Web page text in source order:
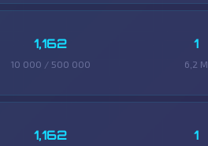
1,162
10 000 / 500 000
1
6,2 M
1,162 1